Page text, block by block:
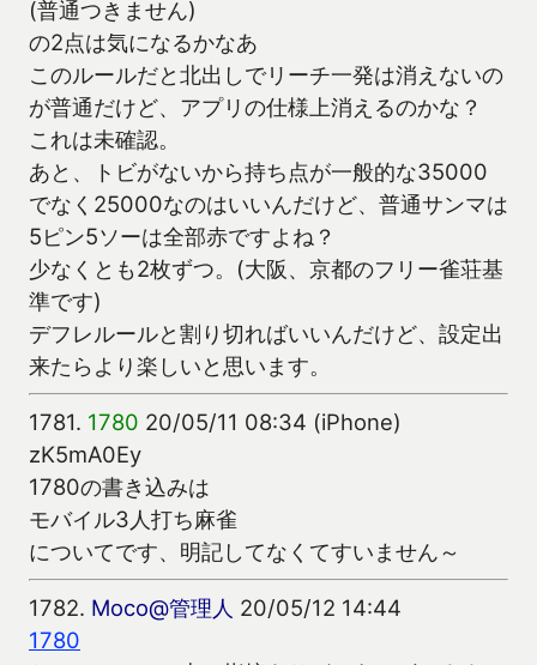
(普通つきません)
の2点は気になるかなあ
このルールだと北出しでリーチ一発は消えないの
が普通だけど、アプリの仕様上消えるのかな？
これは未確認。
あと、トビがないから持ち点が一般的な35000
でなく25000なのはいいんだけど、普通サンマは
5ピン5ソーは全部赤ですよね？
少なくとも2枚ずつ。(大阪、京都のフリー雀荘基
準です)
デフレルールと割り切ればいいんだけど、設定出
来たらより楽しいと思います。
1781. 1780 20/05/11 08:34 (iPhone)
zK5mA0Ey
1780の書き込みは
モバイル3人打ち麻雀
についてです、明記してなくてすいません～
1782. Moco@管理人 20/05/12 14:44
1780